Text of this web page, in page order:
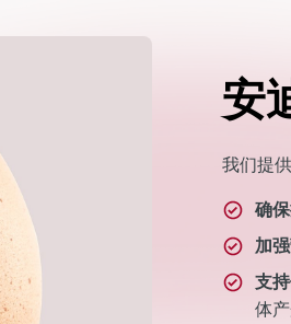
安
我们提
确
加
支
体产